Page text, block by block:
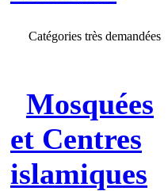
Catégories très demandées
Mosquées
et Centres
islamiques